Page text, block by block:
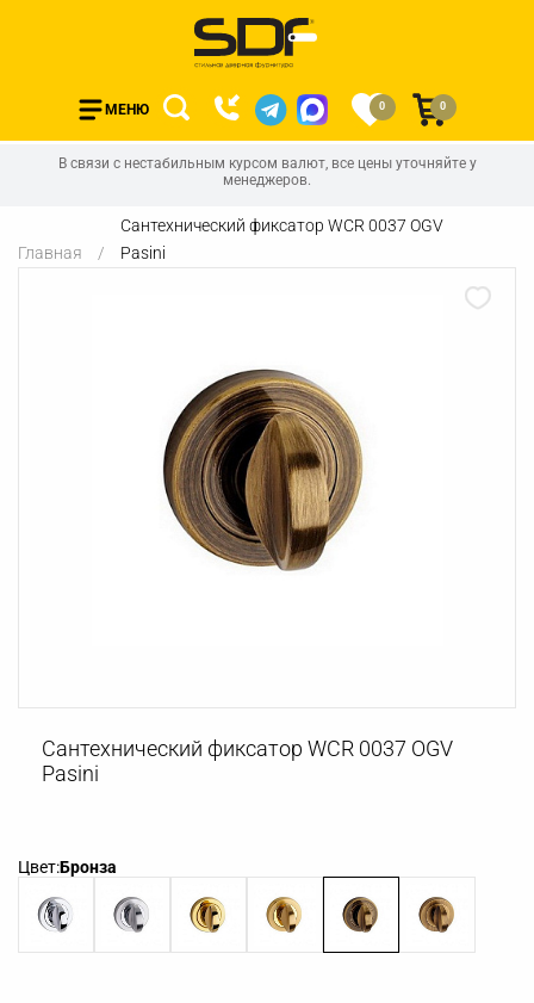
МЕНЮ 0 0
В связи с нестабильным курсом валют, все цены уточняйте у
менеджеров.
Главная
Сантехнический фиксатор WCR 0037 OGV
Pasini
Сантехнический фиксатор WCR 0037 OGV
Pasini
Цвет:Бронза